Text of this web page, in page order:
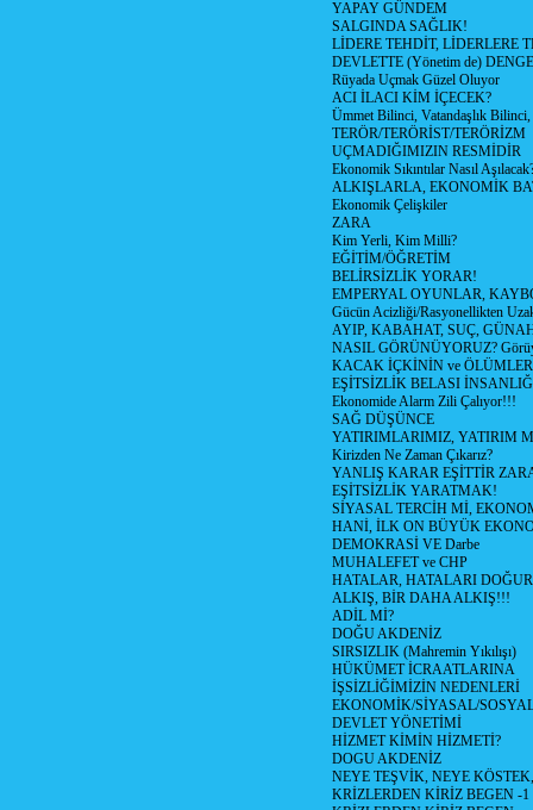
YAPAY GÜNDEM
SALGINDA SAĞLIK!
LİDERE TEHDİT, LİDERLERE
DEVLETTE (Yönetim de)
Rüyada Uçmak Güzel Oluyor
ACI İLACI KİM İÇECEK?
Ümmet Bilinci, Vatandaşlık
TERÖR/TERÖRİST/TERÖRİZM
UÇMADIĞIMIZIN RESMİDİR
Ekonomik Sıkıntılar Nasıl
ALKIŞLARLA, EKONOMİK
Ekonomik Çelişkiler
ZARA
Kim Yerli, Kim Milli?
EĞİTİM/ÖĞRETİM
BELİRSİZLİK YORAR!
EMPERYAL OYUNLAR,
Gücün Acizliği/Rasyonellikten
AYIP, KABAHAT, SUÇ,
NASIL GÖRÜNÜYORUZ?
KACAK İÇKİNİN ve
EŞİTSİZLİK BELASI
Ekonomide Alarm Zili Çalıyor!!!
SAĞ DÜŞÜNCE
YATIRIMLARIMIZ, YATIRIM
Kirizden Ne Zaman Çıkarız?
YANLIŞ KARAR EŞİTTİR
EŞİTSİZLİK YARATMAK!
SİYASAL TERCİH Mİ,
HANİ, İLK ON BÜYÜK
DEMOKRASİ VE Darbe
MUHALEFET ve CHP
HATALAR, HATALARI
ALKIŞ, BİR DAHA ALKIŞ!!!
ADİL Mİ?
DOĞU AKDENİZ
SIRSIZLIK (Mahremin Yıkılışı)
HÜKÜMET İCRAATLARINA
İŞSİZLİĞİMİZİN NEDENLERİ
EKONOMİK/SİYASAL/
DEVLET YÖNETİMİ
HİZMET KİMİN HİZMETİ?
DOGU AKDENİZ
NEYE TEŞVİK, NEYE
KRİZLERDEN KİRİZ BEGEN -1